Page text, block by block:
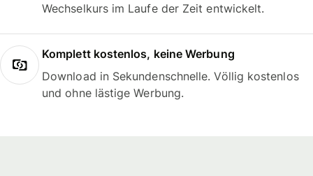
Wechselkurs im Laufe der Zeit entwickelt.
Komplett kostenlos, keine Werbung
Download in Sekundenschnelle. Völlig kostenlos
und ohne lästige Werbung.